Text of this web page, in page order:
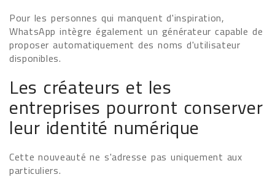
Pour les personnes qui manquent d'inspiration,
WhatsApp intègre également un générateur capable de
proposer automatiquement des noms d'utilisateur
disponibles.
Les créateurs et les
entreprises pourront conserver
leur identité numérique
Cette nouveauté ne s'adresse pas uniquement aux
particuliers.